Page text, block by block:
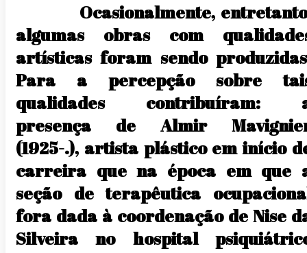
Ocasionalmente,
algumas obras com
artísticas foram sendo
Para a percepção sobre
qualidades contribuíram:
presença de Almir
(1925-.), artista plástico em início
carreira que na época em que
seção de terapêutica
fora dada à coordenação de Nise
Silveira no hospital